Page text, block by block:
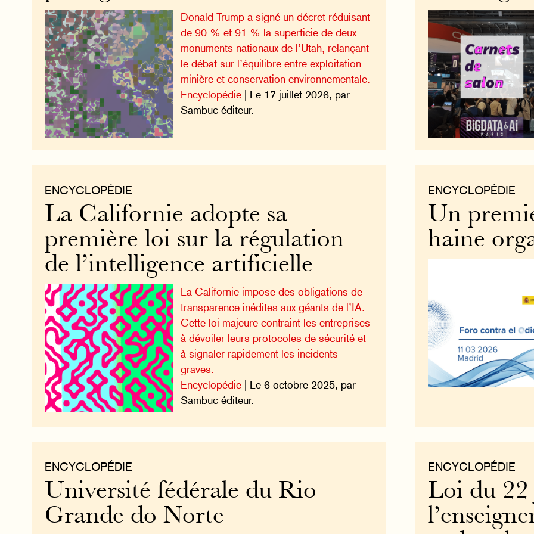
Donald Trump a signé un décret réduisant
de 90 % et 91 % la superficie de deux
monuments nationaux de l’Utah, relançant
le débat sur l’équilibre entre exploitation
minière et conservation environnementale.
Encyclopédie | Le 17 juillet 2026, par
Sambuc éditeur.
ENCYCLOPÉDIE
Un
haine
ENCYCLOPÉDIE
La Californie adopte sa
première loi sur la régulation
de l’intelligence artificielle
La Californie impose des obligations de
transparence inédites aux géants de l’IA.
Cette loi majeure contraint les entreprises
à dévoiler leurs protocoles de sécurité et
à signaler rapidement les incidents
graves.
Encyclopédie | Le 6 octobre 2025, par
Sambuc éditeur.
ENCYCLOPÉDIE
Loi du 22
ENCYCLOPÉDIE
Université fédérale du Rio
Grande do Norte